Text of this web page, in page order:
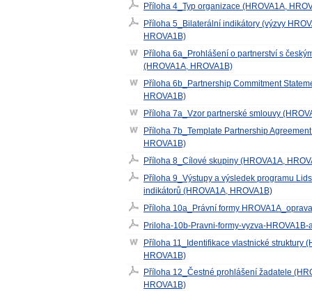
Příloha 4_Typ organizace (HROVA1A,
Příloha 5_Bilaterální indikátory (výzvy
HROVA1B)
Příloha 6a_Prohlášení o partnerství s
(HROVA1A, HROVA1B)
Příloha 6b_Partnership Commitment
HROVA1B)
Příloha 7a_Vzor partnerské smlouvy
Příloha 7b_Template Partnership
HROVA1B)
Příloha 8_Cílové skupiny (HROVA1A,
Příloha 9_Výstupy a výsledek programu
indikátorů (HROVA1A, HROVA1B)
Příloha 10a_Právní formy
Priloha-10b-Pravni-formy-vyzva-HROVA1B-
Příloha 11_Identifikace vlastnické struktury
HROVA1B)
Příloha 12_Čestné prohlášení žadatele
HROVA1B)